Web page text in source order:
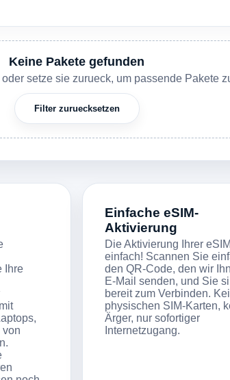
Keine Pakete gefunden
setze sie zurueck, um passende Pakete
Filter zuruecksetzen
Ihre
von
Einfache eSIM-
Aktivierung
Die Aktivierung Ihrer
einfach! Scannen Sie
den QR-Code, den wir
E-Mail senden, und Sie
bereit zum Verbinden.
physischen SIM-Karten,
Ärger, nur sofortiger
Internetzugang.